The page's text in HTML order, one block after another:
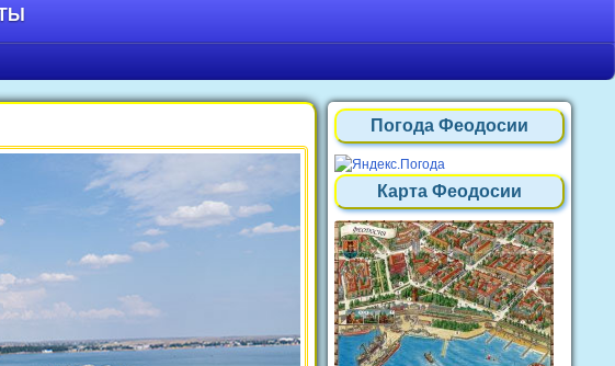
Погода Феодосии
Карта Феодосии